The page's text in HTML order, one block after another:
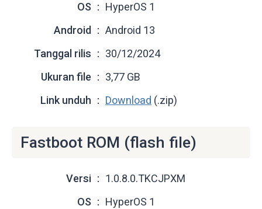
OS
HyperOS 1
Android
Android 13
Tanggal rilis
30/12/2024
Ukuran file
3,77 GB
Link unduh
Download (.zip)
Fastboot ROM (flash file)
Versi
1.0.8.0.TKCJPXM
OS
HyperOS 1